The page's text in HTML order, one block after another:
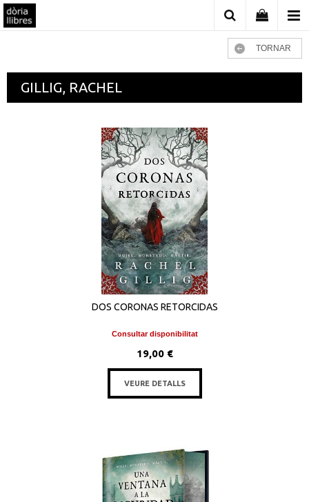
TORNAR
GILLIG, RACHEL
DOS CORONAS RETORCIDAS
Consultar disponibilitat
19,00 €
VEURE DETALLS